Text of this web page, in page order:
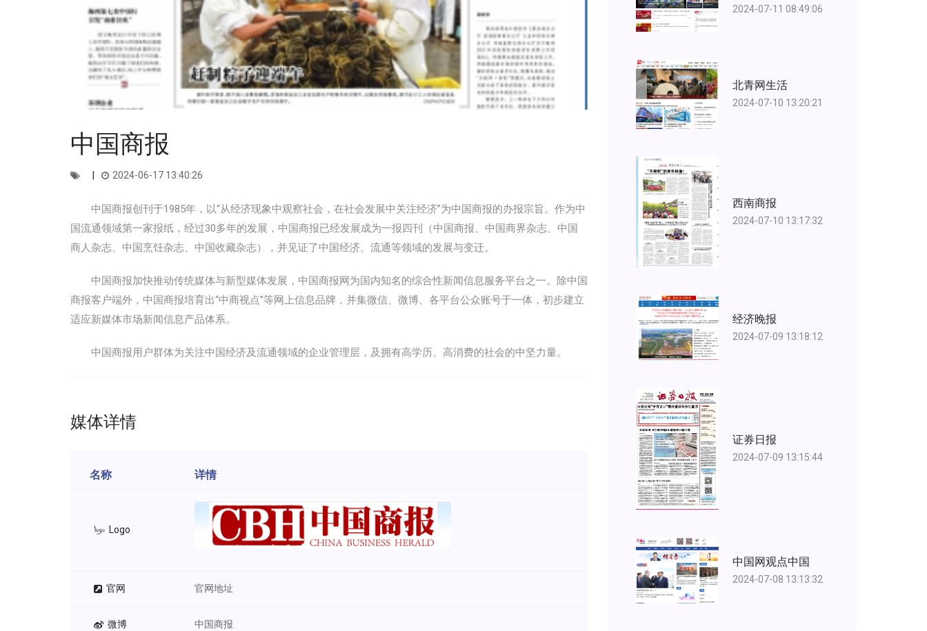
中国商报
2024-06-17 13:40:26
中国商报创刊于1985年，以“从经济现象中观察社会，在社会发展中关注经济”为中国商报的办报宗旨。作为中
国流通领域第一家报纸，经过30多年的发展，中国商报已经发展成为一报四刊（中国商报、中国商界杂志、中国
商人杂志、中国烹饪杂志、中国收藏杂志），并见证了中国经济、流通等领域的发展与变迁。
中国商报加快推动传统媒体与新型媒体发展，中国商报网为国内知名的综合性新闻信息服务平台之一。除中国
商报客户端外，中国商报培育出“中商视点”等网上信息品牌，并集微信、微博、各平台公众账号于一体，初步建立
适应新媒体市场新闻信息产品体系。
中国商报用户群体为关注中国经济及流通领域的企业管理层，及拥有高学历、高消费的社会的中坚力量。
媒体详情
名称 详情
Logo
官网 官网地址
微博 中国商报
2024-07-11 08:49:06
北青网生活
2024-07-10 13:20:21
西南商报
2024-07-10 13:17:32
经济晚报
2024-07-09 13:18:12
证券日报
2024-07-09 13:15:44
中国网观点中国
2024-07-08 13:13:32